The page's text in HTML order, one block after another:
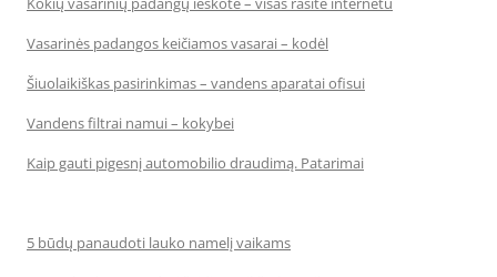
Vasarinės padangos keičiamos vasarai – kodėl
Šiuolaikiškas pasirinkimas – vandens aparatai ofisui
Vandens filtrai namui – kokybei
Kaip gauti pigesnį automobilio draudimą. Patarimai
5 būdų panaudoti lauko namelį vaikams